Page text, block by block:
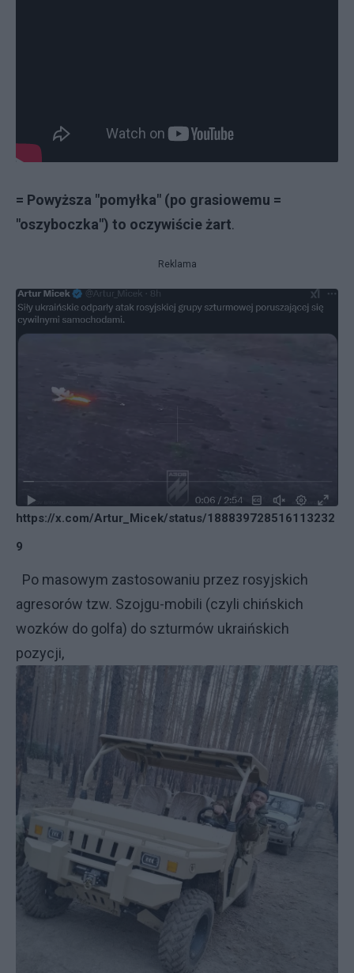
= Powyższa "pomyłka" (po grasiowemu =
"oszyboczka") to oczywiście żart.
Reklama
https://x.com/Artur_Micek/status/188839728516113232
9
Po masowym zastosowaniu przez rosyjskich
agresorów tzw. Szojgu-mobili (czyli chińskich
wozków do golfa) do szturmów ukraińskich
pozycji,